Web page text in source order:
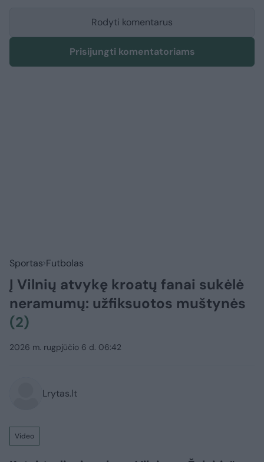
Rodyti komentarus
Prisijungti komentatoriams
Sportas Futbolas
Į Vilnių atvykę kroatų fanai sukėlė
neramumų: užfiksuotos muštynės
(2)
2026 m. rugpjūčio 6 d. 06:42
Lrytas.lt
Video